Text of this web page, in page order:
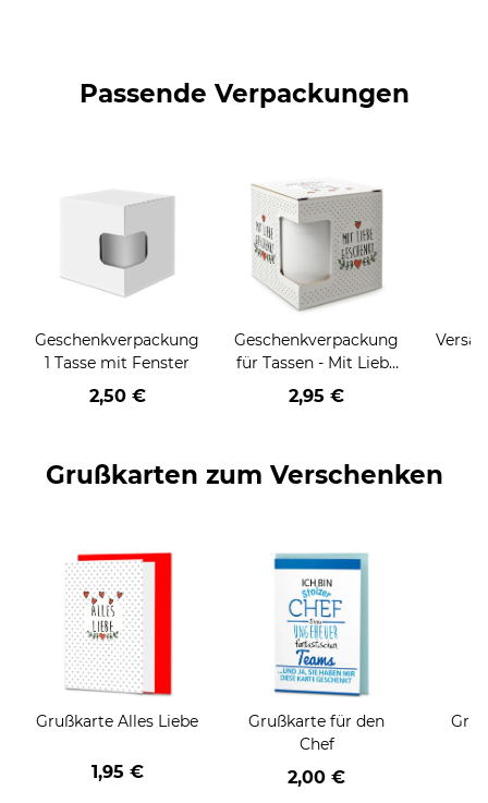
Passende Verpackungen
Geschenkverpackung
1 Tasse mit Fenster
2,50 €
Geschenkverpackung
für Tassen - Mit Liebe
geschenkt
2,95 €
Grußkarten zum Verschenken
Grußkarte Alles Liebe
1,95 €
Grußkarte für den
Chef
2,00 €